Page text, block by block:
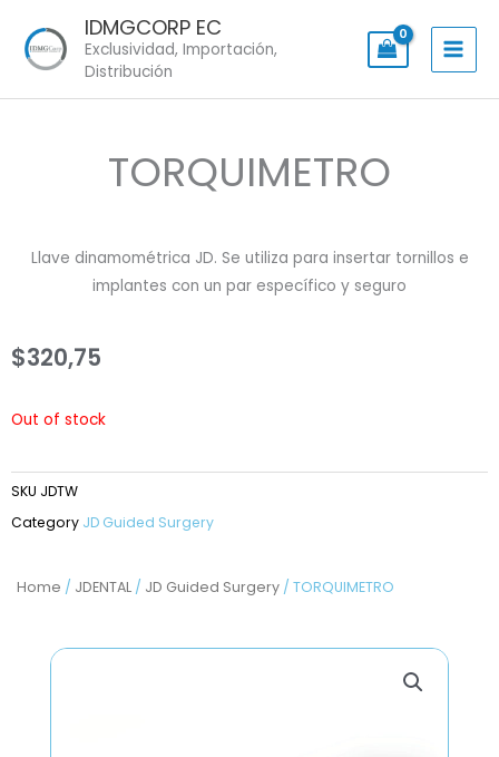
content
IDMGCORP EC
Exclusividad, Importación,
Distribución
Home / JDENTAL / JD Guided Surgery / TORQUIMETRO
TORQUIMETRO
Llave dinamométrica JD. Se utiliza para insertar tornillos e
implantes con un par específico y seguro
$320,75
Out of stock
SKU JDTW
Category JD Guided Surgery